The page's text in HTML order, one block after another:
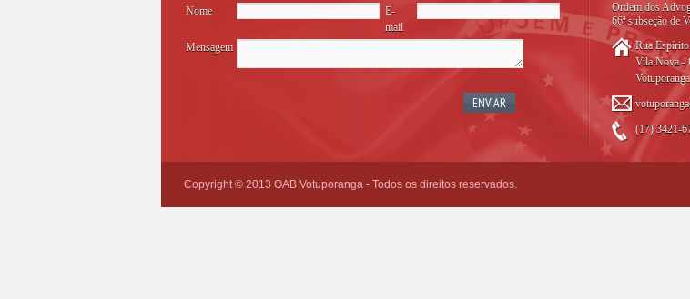
Nome
E-
mail
Mensagem
Ordem dos
66ª subseção de
Rua
Vila Nova -
(17) 3421-
Copyright © 2013 OAB Votuporanga - Todos os direitos reservados.